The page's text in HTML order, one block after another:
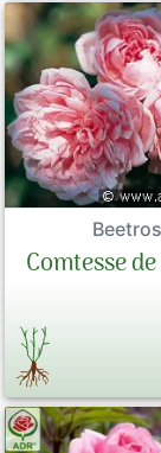
Comtesse